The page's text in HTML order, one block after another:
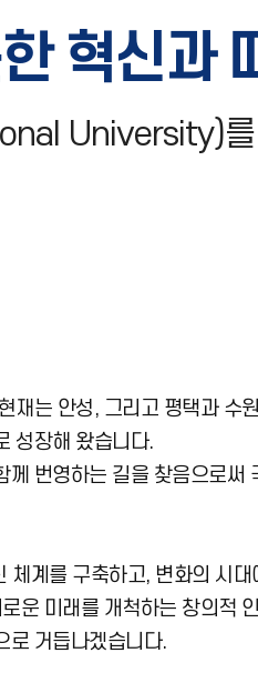
혁신과
University)
는 안성, 그리고 평택과 수
성장해 왔습니다.
번영하는 길을 찾음으로써
계를 구축하고, 변화의 시
운 미래를 개척하는 창의적
로 거듭나겠습니다.